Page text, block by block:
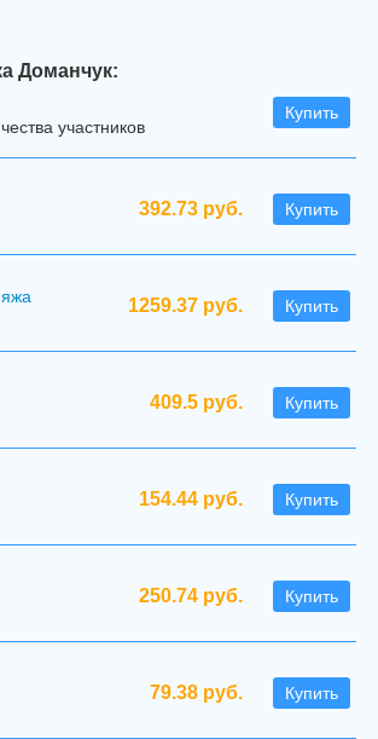
Доманчук:
Купить
участников
392.73 руб. Купить
1259.37 руб. Купить
409.5 руб. Купить
154.44 руб. Купить
250.74 руб. Купить
79.38 руб. Купить